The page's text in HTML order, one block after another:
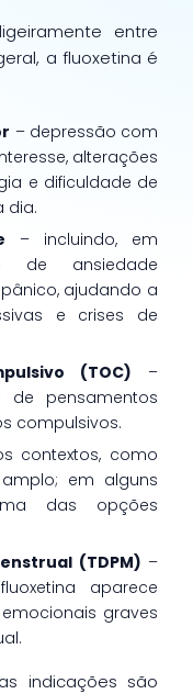
entre
a fluoxetina é
– depressão com
alterações
e dificuldade de
dia.
– incluindo, em
de ansiedade
ajudando a
e crises de
(TOC) –
de pensamentos
compulsivos.
contextos, como
em alguns
das opções
(TDPM) –
aparece
graves
indicações são